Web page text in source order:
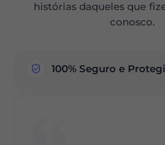
histórias daqueles que
conosco.
100% Seguro e